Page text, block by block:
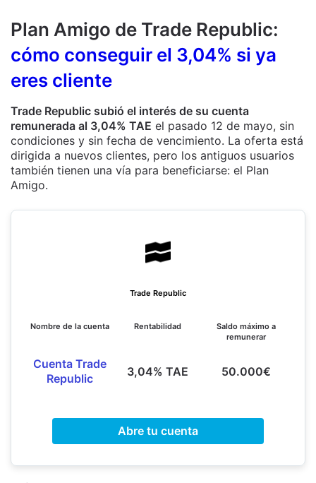
Plan Amigo de Trade Republic:
cómo conseguir el 3,04% si ya
eres cliente
Trade Republic subió el interés de su cuenta
remunerada al 3,04% TAE el pasado 12 de mayo, sin
condiciones y sin fecha de vencimiento. La oferta está
dirigida a nuevos clientes, pero los antiguos usuarios
también tienen una vía para beneficiarse: el Plan
Amigo.
Trade Republic
Nombre de la cuenta
Cuenta Trade
Republic
Rentabilidad
3,04% TAE
Saldo máximo a
remunerar
50.000€
Abre tu cuenta